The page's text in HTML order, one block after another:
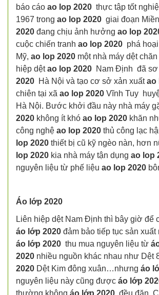
báo cáo ao lop 2020 thực tập tốt
1967 trong ao lop 2020 giai đoạn
2020 đang chịu ảnh hưởng ao lop
cuộc chiến tranh ao lop 2020 phá
Mỹ, ao lop 2020 một nhà máy dệt
hiệp dệtao lop 2020 Nam Định đã sơ
2020 Hà Nội và tạo cơ sở xản xuấtao
chiên tại xã ao lop 2020 Vĩnh Tuy
Hà Nội. Bước khởi đầu này nhà máy
2020 không ít khó ao lop 2020 khăn
công nghệ ao lop 2020 thủ công lạc
lop 2020 thiết bị cũ kỹ ngèo nàn, hơn
lop 2020 kia nhà máy tận dụng ao lop
nguyên liệu từ phế liệu ao lop 2020
Áo lớp 2020
Liên hiệp dệt Nam Định thì bây giờ để
áo lớp 2020 đảm bảo tiếp tục sản xuất
áo lớp 2020 thu mua nguyên liệu từ
2020 nhiều nguồn khác nhau như Dệt
2020 Dệt Kim đông xuân…nhưng áo
nguyên liệu này cũng được áo lớp
thường không áo lớp 2020 đều đặn.